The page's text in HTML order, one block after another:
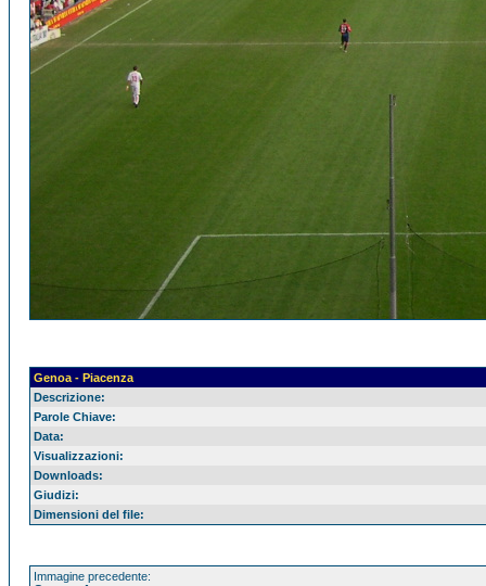
Genoa - Piacenza
Descrizione:
Parole Chiave:
Data:
Visualizzazioni:
Downloads:
Giudizi:
Dimensioni del file:
Immagine precedente: